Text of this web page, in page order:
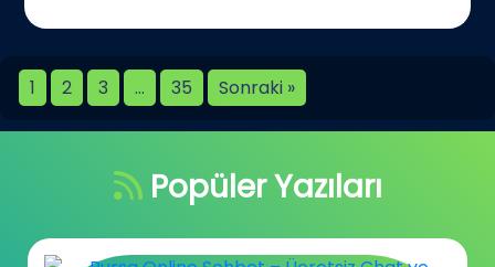
1 2 3 … 35 Sonraki »
Popüler Yazıları